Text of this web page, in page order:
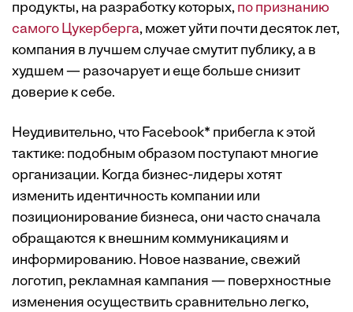
продукты, на разработку которых, по признанию
самого Цукерберга, может уйти почти десяток лет,
компания в лучшем случае смутит публику, а в
худшем — разочарует и еще больше снизит
доверие к себе.
Неудивительно, что Facebook* прибегла к этой
тактике: подобным образом поступают многие
организации. Когда бизнес-лидеры хотят
изменить идентичность компании или
позиционирование бизнеса, они часто сначала
обращаются к внешним коммуникациям и
информированию. Новое название, свежий
логотип, рекламная кампания — поверхностные
изменения осуществить сравнительно легко,